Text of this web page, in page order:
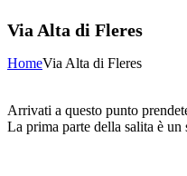
Via Alta di Fleres
HomeVia Alta di Fleres
Arrivati a questo punto
La prima parte della salita è un